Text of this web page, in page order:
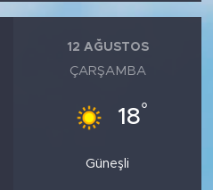
12 AĞUSTOS
ÇARŞAMBA
18°
Güneşli